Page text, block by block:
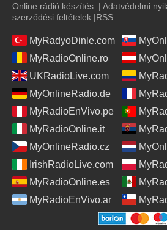
Online rádió készítés | Adatvédelmi
szerződési feltételek |RSS
MyRadyoDinle.com
MyRadioOnline.ro
UKRadioLive.com
MyOnlineRadio.de
MyRadioEnVivo.pe
MyRadioOnline.it
MyOnlineRadio.cz
IrishRadioLive.com
MyRadioOnline.es
MyRadioEnVivo.ar